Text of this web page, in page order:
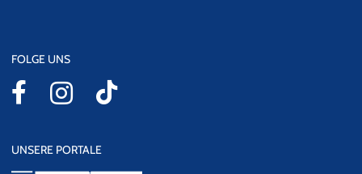
FOLGE UNS
UNSERE PORTALE